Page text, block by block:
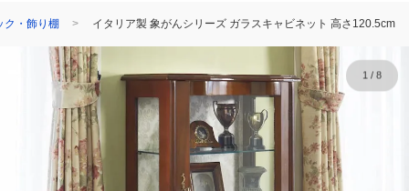
ク・飾り棚 イタリア製 象がんシリーズ ガラスキャビネット 高さ120.5cm
1/ 8